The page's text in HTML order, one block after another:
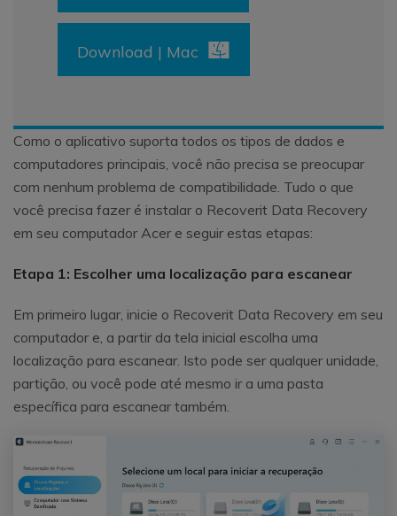
Download | Mac
Como o aplicativo suporta todos os tipos de dados e
computadores principais, você não precisa se preocupar
com nenhum problema de compatibilidade. Tudo o que
você precisa fazer é instalar o Recoverit Data Recovery
em seu computador Acer e seguir estas etapas:
Etapa 1: Escolher uma localização para escanear
Em primeiro lugar, inicie o Recoverit Data Recovery em seu
computador e, a partir da tela inicial escolha uma
localização para escanear. Isto pode ser qualquer unidade,
partição, ou você pode até mesmo ir a uma pasta
específica para escanear também.